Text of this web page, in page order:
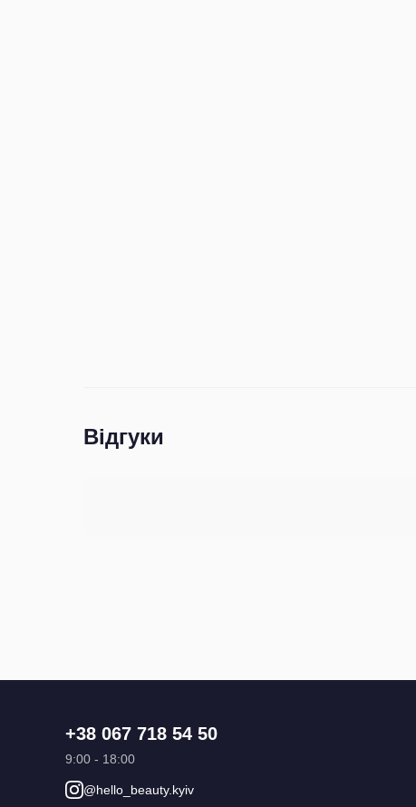
Відгуки
+38 067 718 54 50
9:00 - 18:00
@hello_beauty.kyiv